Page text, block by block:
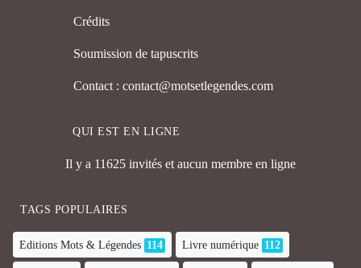
Crédits
Soumission de tapuscrits
Contact : contact@motsetlegendes.com
QUI EST EN LIGNE
Il y a 11625 invités et aucun membre en ligne
TAGS POPULAIRES
Editions Mots & Légendes 114 Livre numérique 112